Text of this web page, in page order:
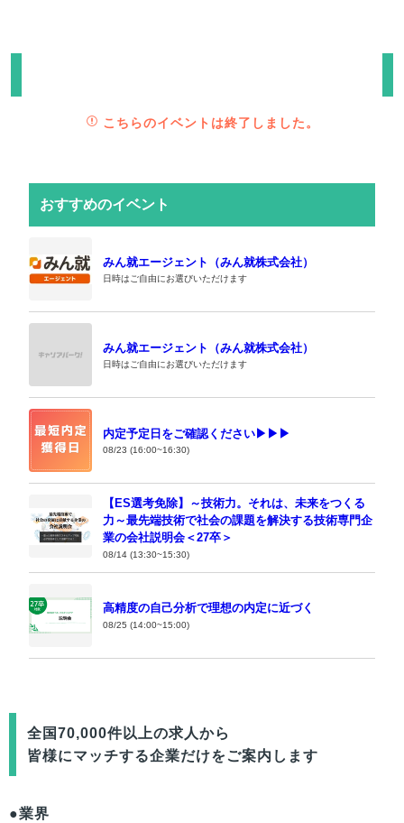
こちらのイベントは終了しました。
おすすめのイベント
みん就エージェント（みん就株式会社）
日時はご自由にお選びいただけます
みん就エージェント（みん就株式会社）
日時はご自由にお選びいただけます
内定予定日をご確認ください▶▶▶
08/23 (16:00~16:30)
【ES選考免除】～技術力。それは、未来をつくる
力～最先端技術で社会の課題を解決する技術専門企
業の会社説明会＜27卒＞
08/14 (13:30~15:30)
高精度の自己分析で理想の内定に近づく
08/25 (14:00~15:00)
全国70,000件以上の求人から
皆様にマッチする企業だけをご案内します
●業界